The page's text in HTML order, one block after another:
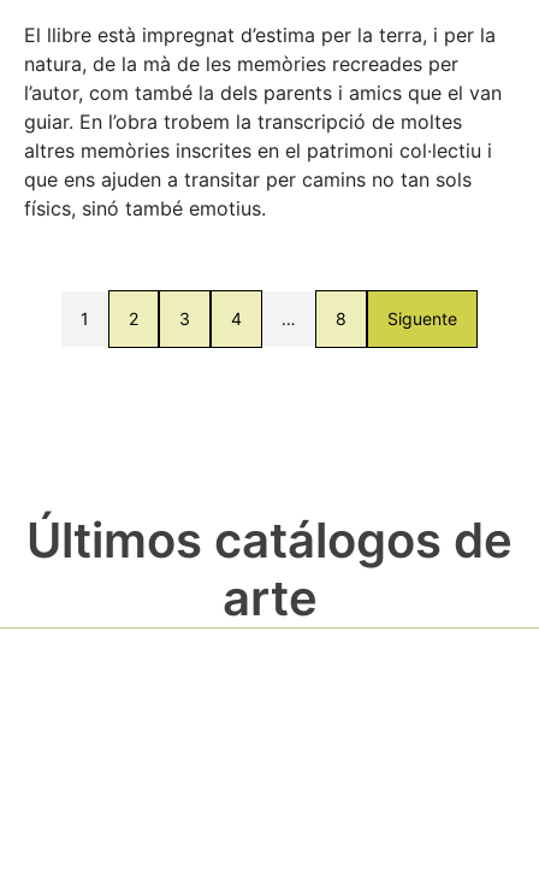
El llibre està impregnat d’estima per la terra, i per la
natura, de la mà de les memòries recreades per
l’autor, com també la dels parents i amics que el van
guiar. En l’obra trobem la transcripció de moltes
altres memòries inscrites en el patrimoni col·lectiu i
que ens ajuden a transitar per camins no tan sols
físics, sinó també emotius.
1 2 3 4 … 8 Siguente
Últimos catálogos de
arte